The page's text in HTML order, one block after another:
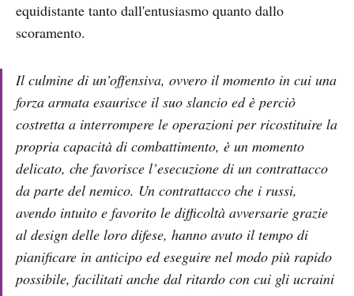
equidistante tanto dall'entusiasmo quanto dallo
scoramento.
Il culmine di un’offensiva, ovvero il momento in cui una
forza armata esaurisce il suo slancio ed è perciò
costretta a interrompere le operazioni per ricostituire la
propria capacità di combattimento, è un momento
delicato, che favorisce l’esecuzione di un contrattacco
da parte del nemico. Un contrattacco che i russi,
avendo intuito e favorito le difficoltà avversarie grazie
al design delle loro difese, hanno avuto il tempo di
pianificare in anticipo ed eseguire nel modo più rapido
possibile, facilitati anche dal ritardo con cui gli ucraini